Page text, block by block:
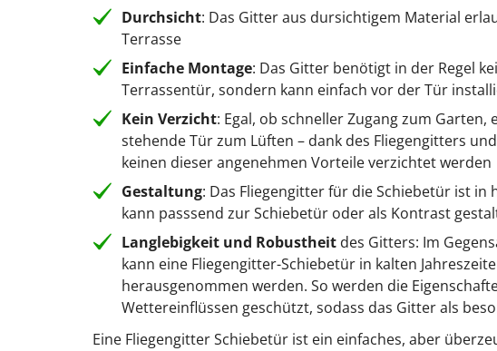
Durchsicht: Das Gitter aus dursichtigem Material
Terrasse
Einfache Montage: Das Gitter benötigt in der Regel
Terrassentür, sondern kann einfach vor der Tür
Kein Verzicht: Egal, ob schneller Zugang zum
stehende Tür zum Lüften – dank des Fliegengitters
keinen dieser angenehmen Vorteile verzichtet werden
Gestaltung: Das Fliegengitter für die Schiebetür ist
kann passsend zur Schiebetür oder als Kontrast
Langlebigkeit und Robustheit des Gitters: Im
kann eine Fliegengitter-Schiebetür in kalten
herausgenommen werden. So werden die
Wettereinflüssen geschützt, sodass das Gitter als
Eine Fliegengitter Schiebetür ist ein einfaches, aber